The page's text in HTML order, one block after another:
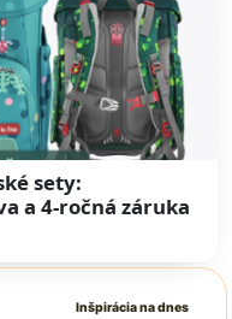
sety:
a 4-ročná záruka